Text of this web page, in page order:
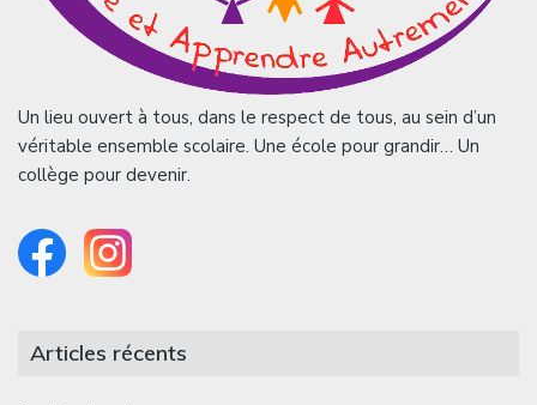
Un lieu ouvert à tous, dans le respect de tous, au sein d’un
véritable ensemble scolaire. Une école pour grandir… Un
collège pour devenir.
Articles récents